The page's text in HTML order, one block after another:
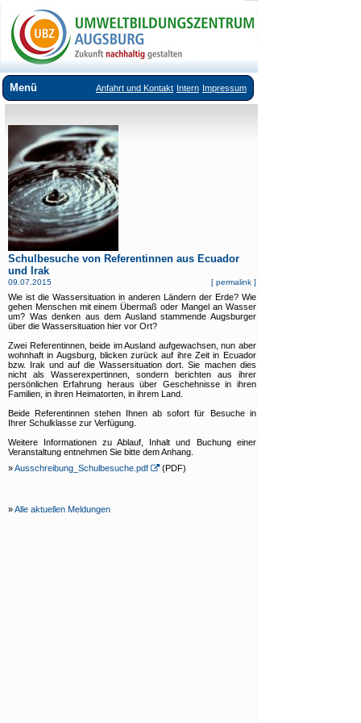
Anfahrt und Kontakt Intern Impressum
Menü
Veranstaltungsangebote
Ausstellungen im UBZ
Vermietung Seminarräume
Downloads
Links
Schulbesuche von Referentinnen aus Ecuador
und Irak
[ permalink]
09.07.2015
Wie ist die Wassersituation in anderen Ländern der Erde? Wie
gehen Menschen mit einem Übermaß oder Mangel an Wasser
um? Was denken aus dem Ausland stammende Augsburger
über die Wassersituation hier vor Ort?
Zwei Referentinnen, beide im Ausland aufgewachsen, nun aber
wohnhaft in Augsburg, blicken zurück auf ihre Zeit in Ecuador
bzw. Irak und auf die Wassersituation dort. Sie machen dies
nicht als Wasserexpertinnen, sondern berichten aus ihrer
persönlichen Erfahrung heraus über Geschehnisse in ihren
Familien, in ihren Heimatorten, in ihrem Land.
Beide Referentinnen stehen Ihnen ab sofort für Besuche in
Ihrer Schulklasse zur Verfügung.
Weitere Informationen zu Ablauf, Inhalt und Buchung einer
Veranstaltung entnehmen Sie bitte dem Anhang.
»Ausschreibung_Schulbesuche.pdf (PDF)
»Alle aktuellen Meldungen